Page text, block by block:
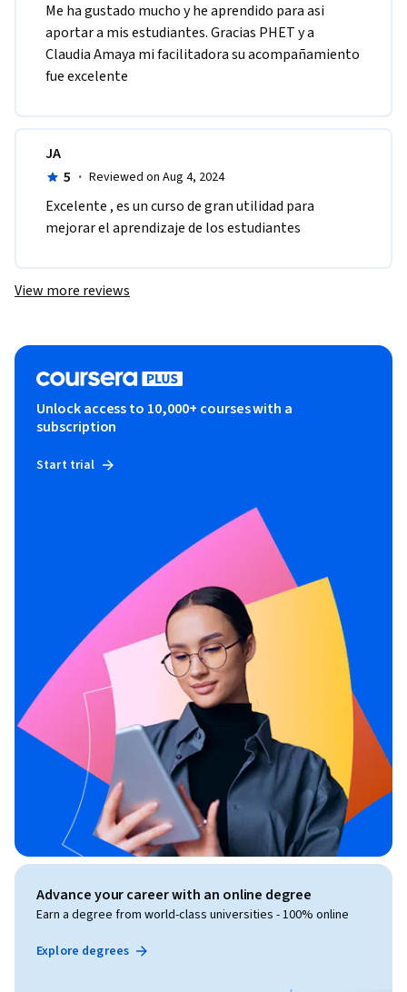
Me ha gustado mucho y he aprendido para asi
aportar a mis estudiantes. Gracias PHET y a
Claudia Amaya mi facilitadora su acompañamiento
fue excelente
JA
5 · Reviewed on Aug 4, 2024
Excelente , es un curso de gran utilidad para
mejorar el aprendizaje de los estudiantes
View more reviews
Unlock access to 10,000+ courses with a
subscription
Start trial
Advance your career with an online degree
Earn a degree from world-class universities - 100% online
Explore degrees